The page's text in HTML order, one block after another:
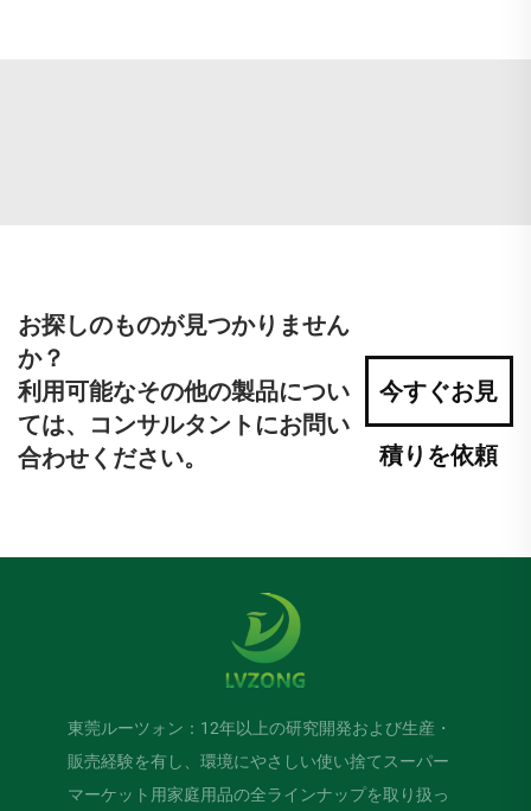
お探しのものが見つかりません
か？
利用可能なその他の製品につい
ては、コンサルタントにお問い
合わせください。
今すぐお見
積りを依頼
東莞ルーツォン：12年以上の研究開発および生産・
販売経験を有し、環境にやさしい使い捨てスーパー
マーケット用家庭用品の全ラインナップを取り扱っ